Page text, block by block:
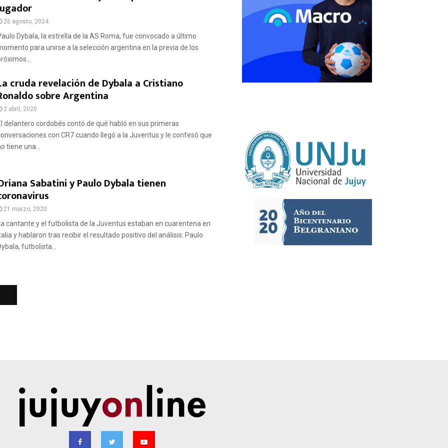
26 agosto, 2024
Dybala, la estrella de la AS Roma, fue convocado a último
para unirse a la selección argentina en la previa de los
cruda revelación de Dybala a Cristiano
sobre Argentina
2 abril, 2020
delantero cordobés contó de qué habló en sus primeras
con CR7 cuando llegó a la Juventus y le confesó que
tiene una...
Sabatini y Paulo Dybala tienen
21 marzo, 2020
cantante y el futbolista de la Juventus estaban en cuarentena en
y hablaron tras recibir el resultado positivo del análisis. Paulo
futbolista...